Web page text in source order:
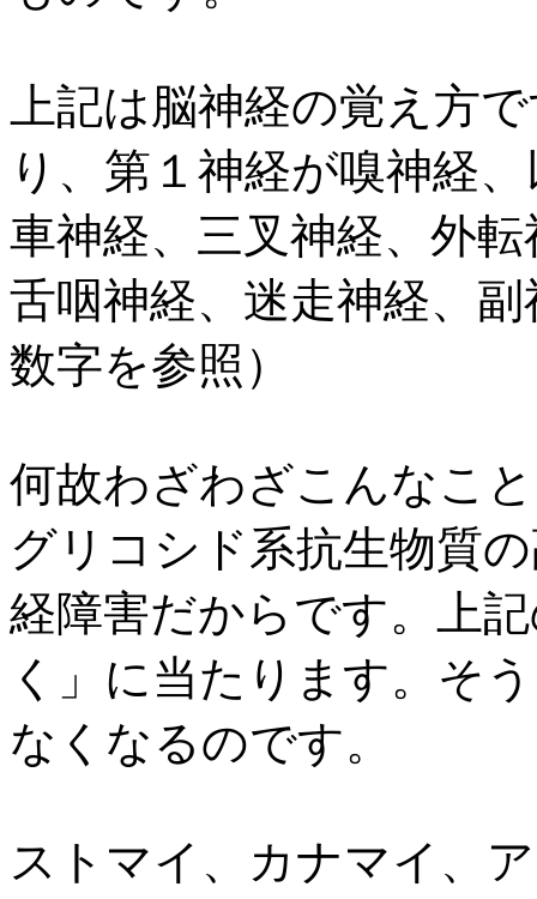
上記は脳神経の覚え方
り、第１神経が嗅神経
車神経、三叉神経、外
舌咽神経、迷走神経、
数字を参照）
何故わざわざこんなこ
グリコシド系抗生物質
経障害だからです。上
く」に当たります。そ
なくなるのです。
ストマイ、カナマイ、